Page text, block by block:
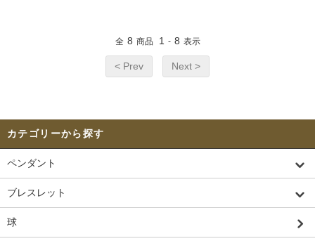
全 8 商品 1 - 8 表示
< Prev Next >
カテゴリーから探す
ペンダント
ブレスレット
球